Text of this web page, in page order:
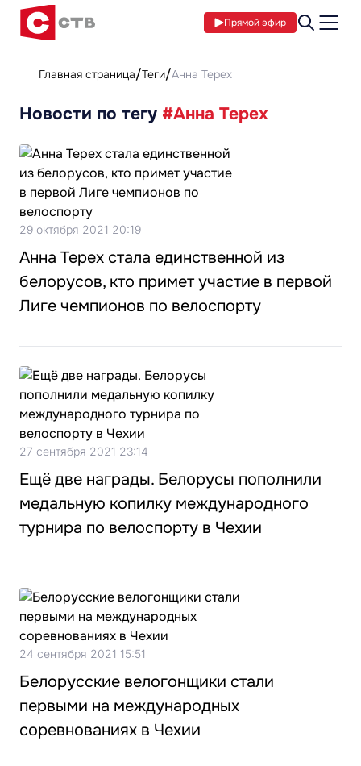
Прямой эфир
Главная страница Теги Анна Терех
Новости по тегу #Анна Терех
29 октября 2021 20:19
Анна Терех стала единственной из
белорусов, кто примет участие в первой
Лиге чемпионов по велоспорту
27 сентября 2021 23:14
Ещё две награды. Белорусы пополнили
медальную копилку международного
турнира по велоспорту в Чехии
24 сентября 2021 15:51
Белорусские велогонщики стали
первыми на международных
соревнованиях в Чехии